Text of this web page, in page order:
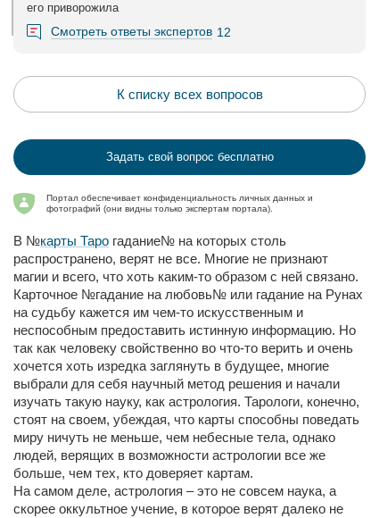
его приворожила
Смотреть ответы экспертов 12
К списку всех вопросов
Задать свой вопрос бесплатно
Портал обеспечивает конфиденциальность личных данных и
фотографий (они видны только экспертам портала).
В №карты Таро гадание№ на которых столь
распространено, верят не все. Многие не признают
магии и всего, что хоть каким-то образом с ней связано.
Карточное №гадание на любовь№ или гадание на Рунах
на судьбу кажется им чем-то искусственным и
неспособным предоставить истинную информацию. Но
так как человеку свойственно во что-то верить и очень
хочется хоть изредка заглянуть в будущее, многие
выбрали для себя научный метод решения и начали
изучать такую науку, как астрология. Тарологи, конечно,
стоят на своем, убеждая, что карты способны поведать
миру ничуть не меньше, чем небесные тела, однако
людей, верящих в возможности астрологии все же
больше, чем тех, кто доверяет картам.
На самом деле, астрология – это не совсем наука, а
скорее оккультное учение, в которое верят далеко не